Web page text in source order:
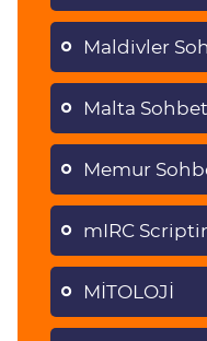
Maldivler
Malta
Memur
mIRC
MİTOLOJİ